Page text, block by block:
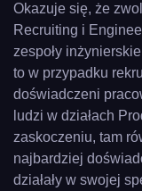
Okazuje się, że
Recruiting i
zespoły
to w przypadku
doświadczeni
ludzi w działach
zaskoczeniu, tam
najbardziej
działały w swojej